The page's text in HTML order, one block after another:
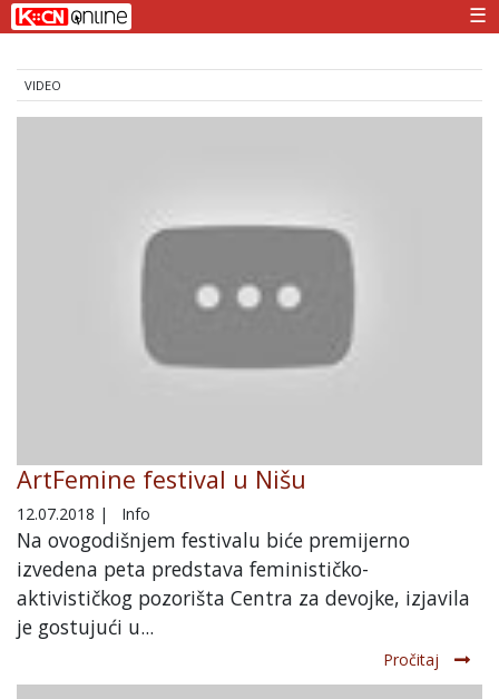
☰
VIDEO
ArtFemine festival u Nišu
12.07.2018 | Info
Na ovogodišnjem festivalu biće premijerno
izvedena peta predstava feminističko-
aktivističkog pozorišta Centra za devojke, izjavila
je gostujući u...
Pročitaj